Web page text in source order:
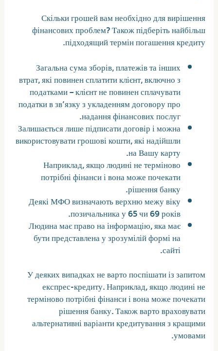
Скільки грошей вам необхідно для вирішення
фінансових проблем? Також підберіть найбільш
підходящий термін погашення кредиту.
Загальна сума зборів, платежів та інших
втрат, які повинен сплатити клієнт, включно з
податками – клієнт не повинен сплачувати
податки в зв’язку з укладенням договору про
надання фінансових послуг.
Залишається лише підписати договір і можна
використовувати грошові кошти, які надійшли
на Вашу карту.
Наприклад, якщо людині не терміново
потрібні фінанси і вона може почекати
рішення банку.
Деякі МФО визначають верхню межу віку
позичальника у 65 чи 69 років.
Людина має право на інформацію, яка має
бути представлена у зрозумілій формі на
сайті.
У деяких випадках не варто поспішати із запитом
експрес-кредиту. Наприклад, якщо людині не
терміново потрібні фінанси і вона може почекати
рішення банку. Також варто враховувати
альтернативні варіанти кредитування з кращими
умовами.